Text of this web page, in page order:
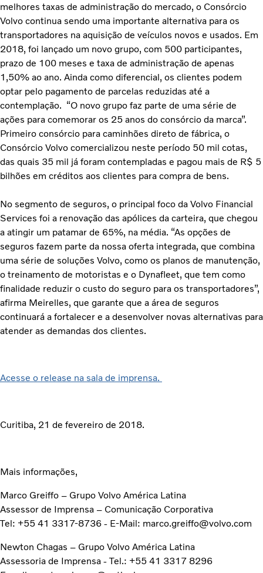
melhores taxas de administração do mercado, o Consórcio
Volvo continua sendo uma importante alternativa para os
transportadores na aquisição de veículos novos e usados. Em
2018, foi lançado um novo grupo, com 500 participantes,
prazo de 100 meses e taxa de administração de apenas
1,50% ao ano. Ainda como diferencial, os clientes podem
optar pelo pagamento de parcelas reduzidas até a
contemplação. “O novo grupo faz parte de uma série de
ações para comemorar os 25 anos do consórcio da marca”.
Primeiro consórcio para caminhões direto de fábrica, o
Consórcio Volvo comercializou neste período 50 mil cotas,
das quais 35 mil já foram contempladas e pagou mais de R$ 5
bilhões em créditos aos clientes para compra de bens.
No segmento de seguros, o principal foco da Volvo Financial
Services foi a renovação das apólices da carteira, que chegou
a atingir um patamar de 65%, na média. “As opções de
seguros fazem parte da nossa oferta integrada, que combina
uma série de soluções Volvo, como os planos de manutenção,
o treinamento de motoristas e o Dynafleet, que tem como
finalidade reduzir o custo do seguro para os transportadores”,
afirma Meirelles, que garante que a área de seguros
continuará a fortalecer e a desenvolver novas alternativas para
atender as demandas dos clientes.
Acesse o release na sala de imprensa.
Curitiba, 21 de fevereiro de 2018.
Mais informações,
Marco Greiffo – Grupo Volvo América Latina
Assessor de Imprensa – Comunicação Corporativa
Tel: +55 41 3317-8736 - E-Mail: marco.greiffo@volvo.com
Newton Chagas – Grupo Volvo América Latina
Assessoria de Imprensa - Tel.: +55 41 3317 8296